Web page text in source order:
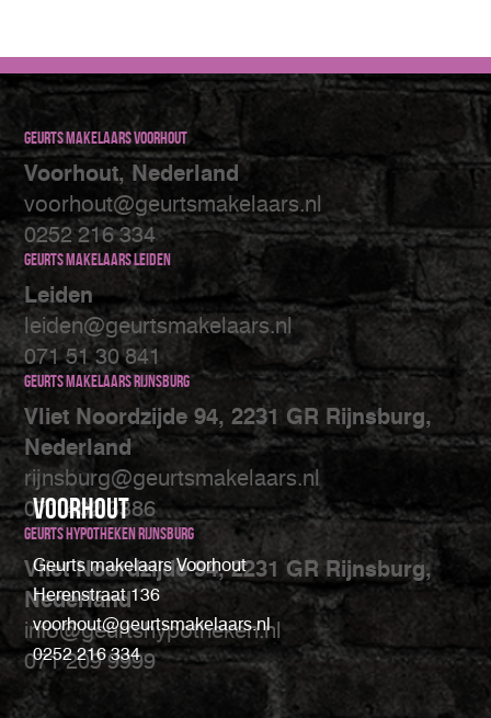
Geurts makelaars Voorhout
Voorhout, Nederland
voorhout@geurtsmakelaars.nl
0252 216 334
Geurts makelaars Leiden
Leiden
leiden@geurtsmakelaars.nl
071 51 30 841
Geurts makelaars Rijnsburg
Vliet Noordzijde 94, 2231 GR Rijnsburg,
Nederland
rijnsburg@geurtsmakelaars.nl
071 402 3386
Geurts Hypotheken Rijnsburg
Vliet Noordzijde 94, 2231 GR Rijnsburg,
Nederland
info@geurtshypotheken.nl
071 209 9999
Voorhout
Geurts makelaars Voorhout
Herenstraat 136
voorhout@geurtsmakelaars.nl
0252 216 334